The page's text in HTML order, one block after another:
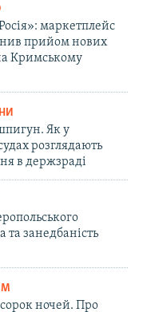
маркетплейс
прийом нових
Кримському
Як у
розглядають
в держзраді
та занедбаність
ночей. Про